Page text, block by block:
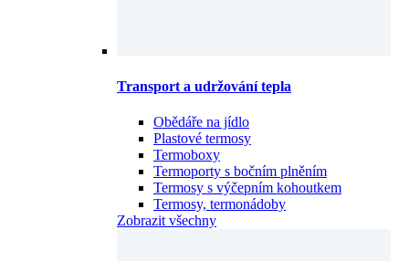
Transport a udržování tepla
Obědáře na jídlo
Plastové termosy
Termoboxy
Termoporty s bočním plněním
Termosy s výčepním kohoutkem
Termosy, termonádoby
Zobrazit všechny